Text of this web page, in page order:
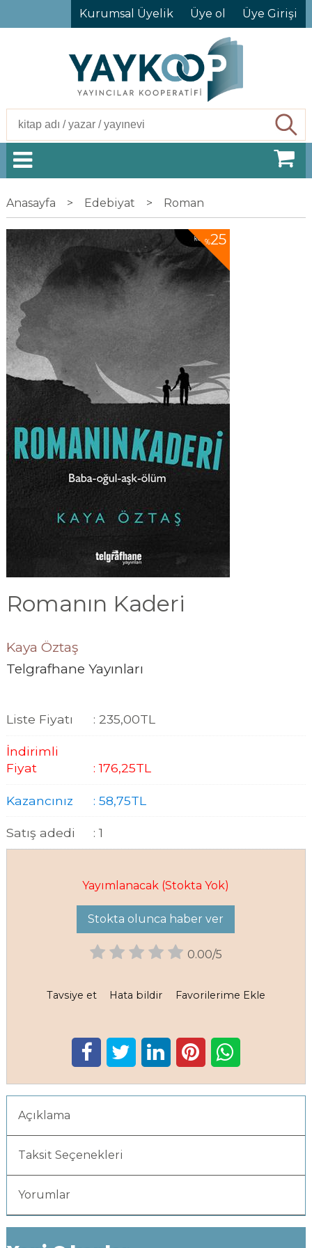
Kurumsal Üyelik Üye ol Üye Girişi
Anasayfa > Edebiyat > Roman
%25
Romanın Kaderi
Kaya Öztaş
Telgrafhane Yayınları
Liste Fiyatı : 235,00TL
İndirimli
Fiyat
:176,25TL
Kazancınız : 58,75TL
Satış adedi : 1
Yayımlanacak (Stokta Yok)
Stokta olunca haber ver
0.00/5
Tavsiye et Hata bildir Favorilerime Ekle
Açıklama
Taksit Seçenekleri
Yorumlar